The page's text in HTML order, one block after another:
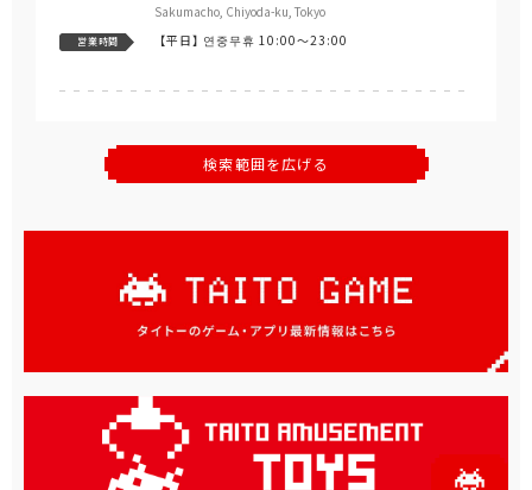
Sakumacho, Chiyoda-ku, Tokyo
営業時間 【平日】 연중무휴 10:00～23:00
検索範囲を広げる